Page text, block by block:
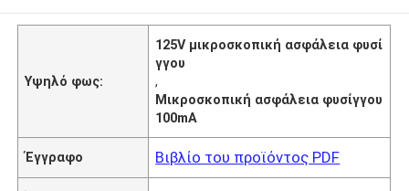
Υψηλό φως:
125V μικροσκοπική ασφάλεια φυσί
γγου
,
Μικροσκοπική ασφάλεια φυσίγγου
100mA
Έγγραφο Βιβλίο του προϊόντος PDF